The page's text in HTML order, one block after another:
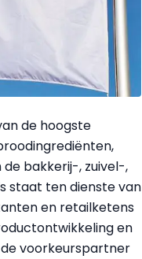
de hoogste
bakkerij-, zuivel-,
staat ten dienste van
en retailketens
en
voorkeurspartner